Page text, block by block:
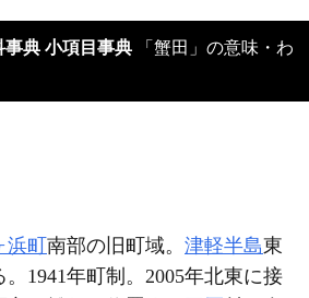
典 小項目事典 「蟹田」の意味・わ
町 南部の旧町域。 津軽半島東
。1941年町制。2005年北東に接